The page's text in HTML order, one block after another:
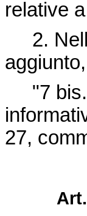
relative
2.
"7 bis.
27,
Art.